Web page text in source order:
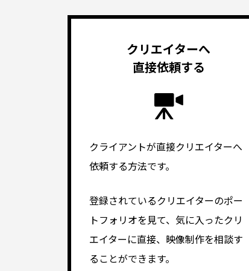
クリエイターへ
直接依頼する
クライアントが直接クリエイターへ
依頼する方法です。
登録されているクリエイターのポー
トフォリオを見て、気に入ったクリ
エイターに直接、映像制作を相談す
ることができます。